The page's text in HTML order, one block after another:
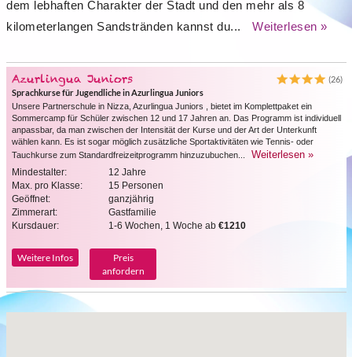
dem lebhaften Charakter der Stadt und den mehr als 8
kilometerlangen Sandstränden kannst du...
Weiterlesen »
Azurlingua Juniors
(26)
Sprachkurse für Jugendliche in Azurlingua Juniors
Unsere Partnerschule in Nizza, Azurlingua Juniors , bietet im Komplettpaket ein
Sommercamp für Schüler zwischen 12 und 17 Jahren an. Das Programm ist individuell
anpassbar, da man zwischen der Intensität der Kurse und der Art der Unterkunft
wählen kann. Es ist sogar möglich zusätzliche Sportaktivitäten wie Tennis- oder
Tauchkurse zum Standardfreizeitprogramm hinzuzubuchen...
Weiterlesen »
Mindestalter:
12 Jahre
Max. pro Klasse:
15 Personen
Geöffnet:
ganzjährig
Zimmerart:
Gastfamilie
Kursdauer:
1-6 Wochen, 1 Woche ab €1210
Weitere Infos
Preis
anfordern